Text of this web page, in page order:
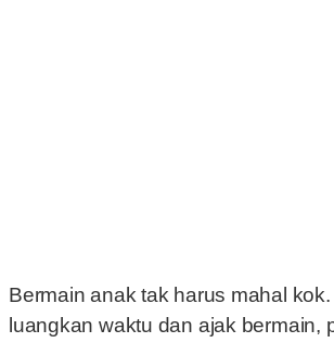
Bermain anak tak harus mahal
luangkan waktu dan ajak bermain,